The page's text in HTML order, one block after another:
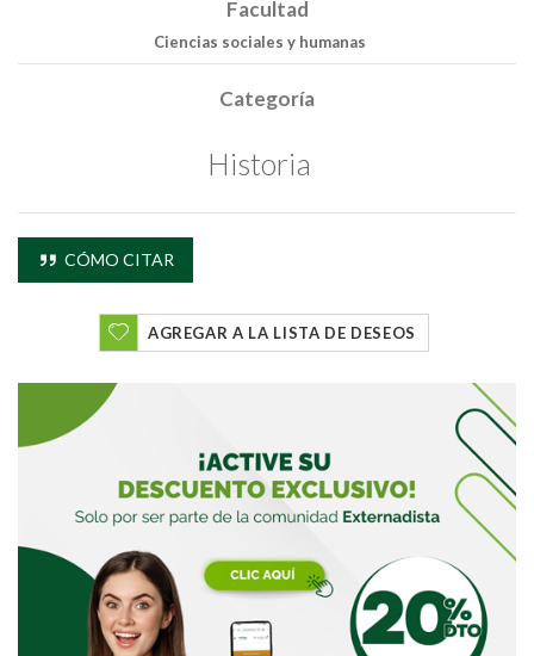
Buscar
Facultad
Ciencias sociales y humanas
Categoría
Historia
CÓMO CITAR
AGREGAR A LA LISTA DE DESEOS